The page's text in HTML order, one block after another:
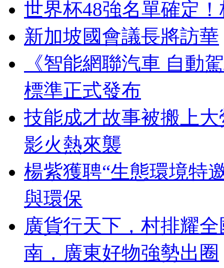
世界杯48強名單確定
新加坡國會議長將訪華
《智能網聯汽車 自動
標準正式發布
技能成才故事被搬上
影火熱來襲
楊紫獲聘“生態環境特
與環保
廣貨行天下，村排耀
南，廣東好物強勢出圈